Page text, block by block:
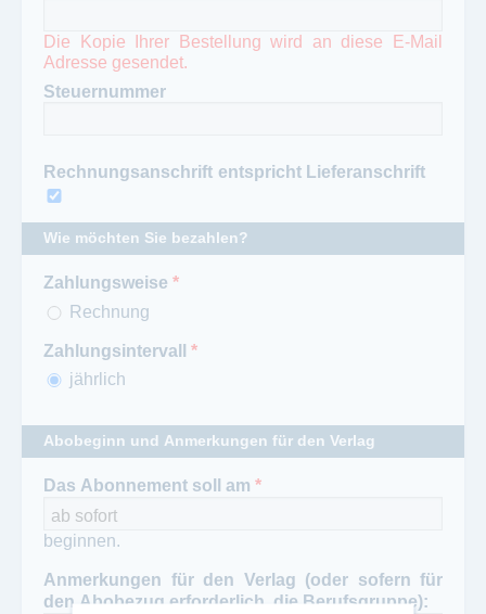
Die Kopie Ihrer Bestellung wird an diese E-Mail
Adresse gesendet.
Steuernummer
Rechnungsanschrift entspricht Lieferanschrift
Wie möchten Sie bezahlen?
Zahlungsweise *
Rechnung
Zahlungsintervall *
jährlich
Abobeginn und Anmerkungen für den Verlag
Das Abonnement soll am *
beginnen.
Anmerkungen für den Verlag (oder sofern für
den Abobezug erforderlich, die Berufsgruppe):